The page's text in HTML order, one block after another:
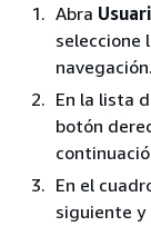
Abra
seleccione
navegación.
En la lista
botón
En el
siguiente y